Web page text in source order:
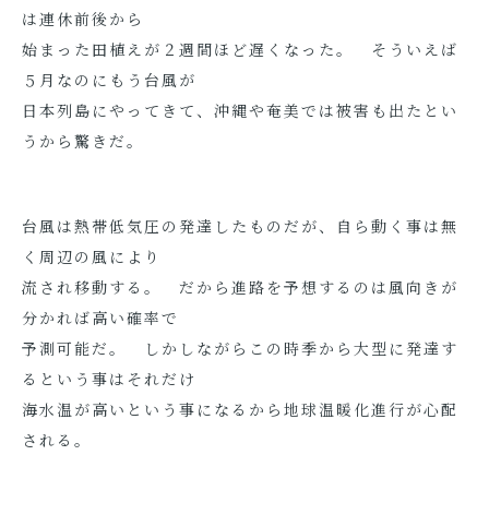
は連休前後から
始まった田植えが２週間ほど遅くなった。 そういえば
５月なのにもう台風が
日本列島にやってきて、沖縄や奄美では被害も出たとい
うから驚きだ。
台風は熱帯低気圧の発達したものだが、自ら動く事は無
く周辺の風により
流され移動する。 だから進路を予想するのは風向きが
分かれば高い確率で
予測可能だ。 しかしながらこの時季から大型に発達す
るという事はそれだけ
海水温が高いという事になるから地球温暖化進行が心配
される。